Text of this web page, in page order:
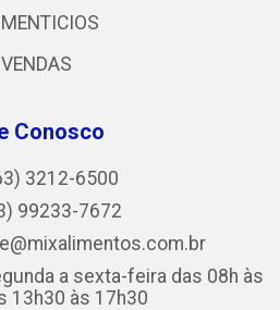
VENDAS
Conosco
3212-6500
99233-7672
a sexta-feira das 08h às
13h30 às 17h30